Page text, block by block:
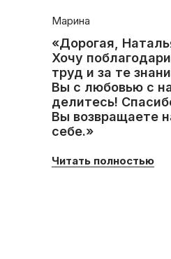
Марина
«Дорогая,
Хочу
труд и за те
Вы с любовью с
делитесь!
Вы возвращаете
себе.»
Читать полностью